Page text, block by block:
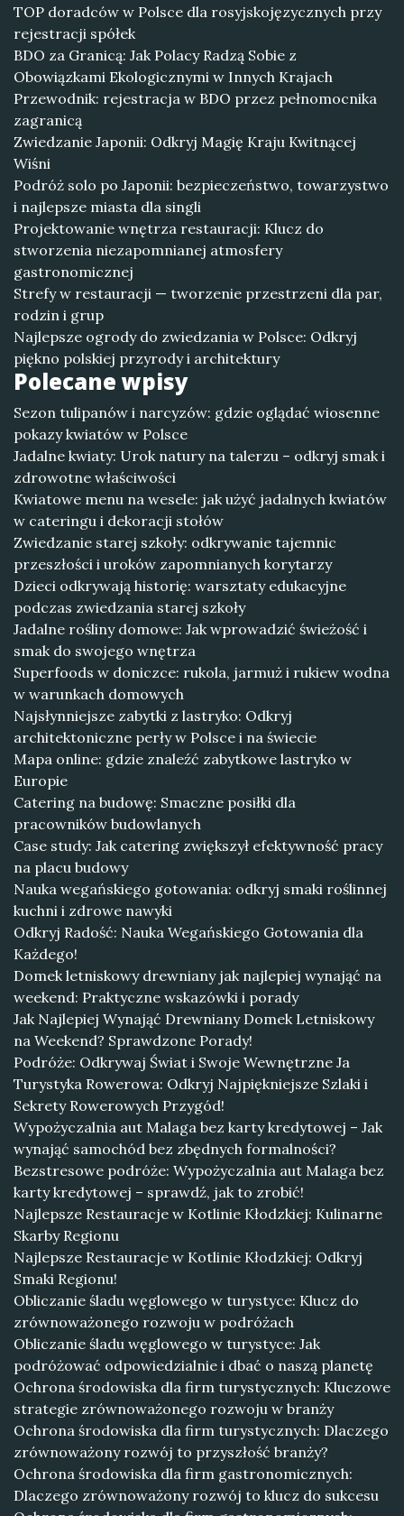
TOP doradców w Polsce dla rosyjskojęzycznych przy
rejestracji spółek
BDO za Granicą: Jak Polacy Radzą Sobie z
Obowiązkami Ekologicznymi w Innych Krajach
Przewodnik: rejestracja w BDO przez pełnomocnika
zagranicą
Zwiedzanie Japonii: Odkryj Magię Kraju Kwitnącej
Wiśni
Podróż solo po Japonii: bezpieczeństwo, towarzystwo
i najlepsze miasta dla singli
Projektowanie wnętrza restauracji: Klucz do
stworzenia niezapomnianej atmosfery
gastronomicznej
Strefy w restauracji — tworzenie przestrzeni dla par,
rodzin i grup
Najlepsze ogrody do zwiedzania w Polsce: Odkryj
piękno polskiej przyrody i architektury
Polecane wpisy
Sezon tulipanów i narcyzów: gdzie oglądać wiosenne
pokazy kwiatów w Polsce
Jadalne kwiaty: Urok natury na talerzu – odkryj smak i
zdrowotne właściwości
Kwiatowe menu na wesele: jak użyć jadalnych kwiatów
w cateringu i dekoracji stołów
Zwiedzanie starej szkoły: odkrywanie tajemnic
przeszłości i uroków zapomnianych korytarzy
Dzieci odkrywają historię: warsztaty edukacyjne
podczas zwiedzania starej szkoły
Jadalne rośliny domowe: Jak wprowadzić świeżość i
smak do swojego wnętrza
Superfoods w doniczce: rukola, jarmuż i rukiew wodna
w warunkach domowych
Najsłynniejsze zabytki z lastryko: Odkryj
architektoniczne perły w Polsce i na świecie
Mapa online: gdzie znaleźć zabytkowe lastryko w
Europie
Catering na budowę: Smaczne posiłki dla
pracowników budowlanych
Case study: Jak catering zwiększył efektywność pracy
na placu budowy
Nauka wegańskiego gotowania: odkryj smaki roślinnej
kuchni i zdrowe nawyki
Odkryj Radość: Nauka Wegańskiego Gotowania dla
Każdego!
Domek letniskowy drewniany jak najlepiej wynająć na
weekend: Praktyczne wskazówki i porady
Jak Najlepiej Wynająć Drewniany Domek Letniskowy
na Weekend? Sprawdzone Porady!
Podróże: Odkrywaj Świat i Swoje Wewnętrzne Ja
Turystyka Rowerowa: Odkryj Najpiękniejsze Szlaki i
Sekrety Rowerowych Przygód!
Wypożyczalnia aut Malaga bez karty kredytowej – Jak
wynająć samochód bez zbędnych formalności?
Bezstresowe podróże: Wypożyczalnia aut Malaga bez
karty kredytowej – sprawdź, jak to zrobić!
Najlepsze Restauracje w Kotlinie Kłodzkiej: Kulinarne
Skarby Regionu
Najlepsze Restauracje w Kotlinie Kłodzkiej: Odkryj
Smaki Regionu!
Obliczanie śladu węglowego w turystyce: Klucz do
zrównoważonego rozwoju w podróżach
Obliczanie śladu węglowego w turystyce: Jak
podróżować odpowiedzialnie i dbać o naszą planetę
Ochrona środowiska dla firm turystycznych: Kluczowe
strategie zrównoważonego rozwoju w branży
Ochrona środowiska dla firm turystycznych: Dlaczego
zrównoważony rozwój to przyszłość branży?
Ochrona środowiska dla firm gastronomicznych:
Dlaczego zrównoważony rozwój to klucz do sukcesu